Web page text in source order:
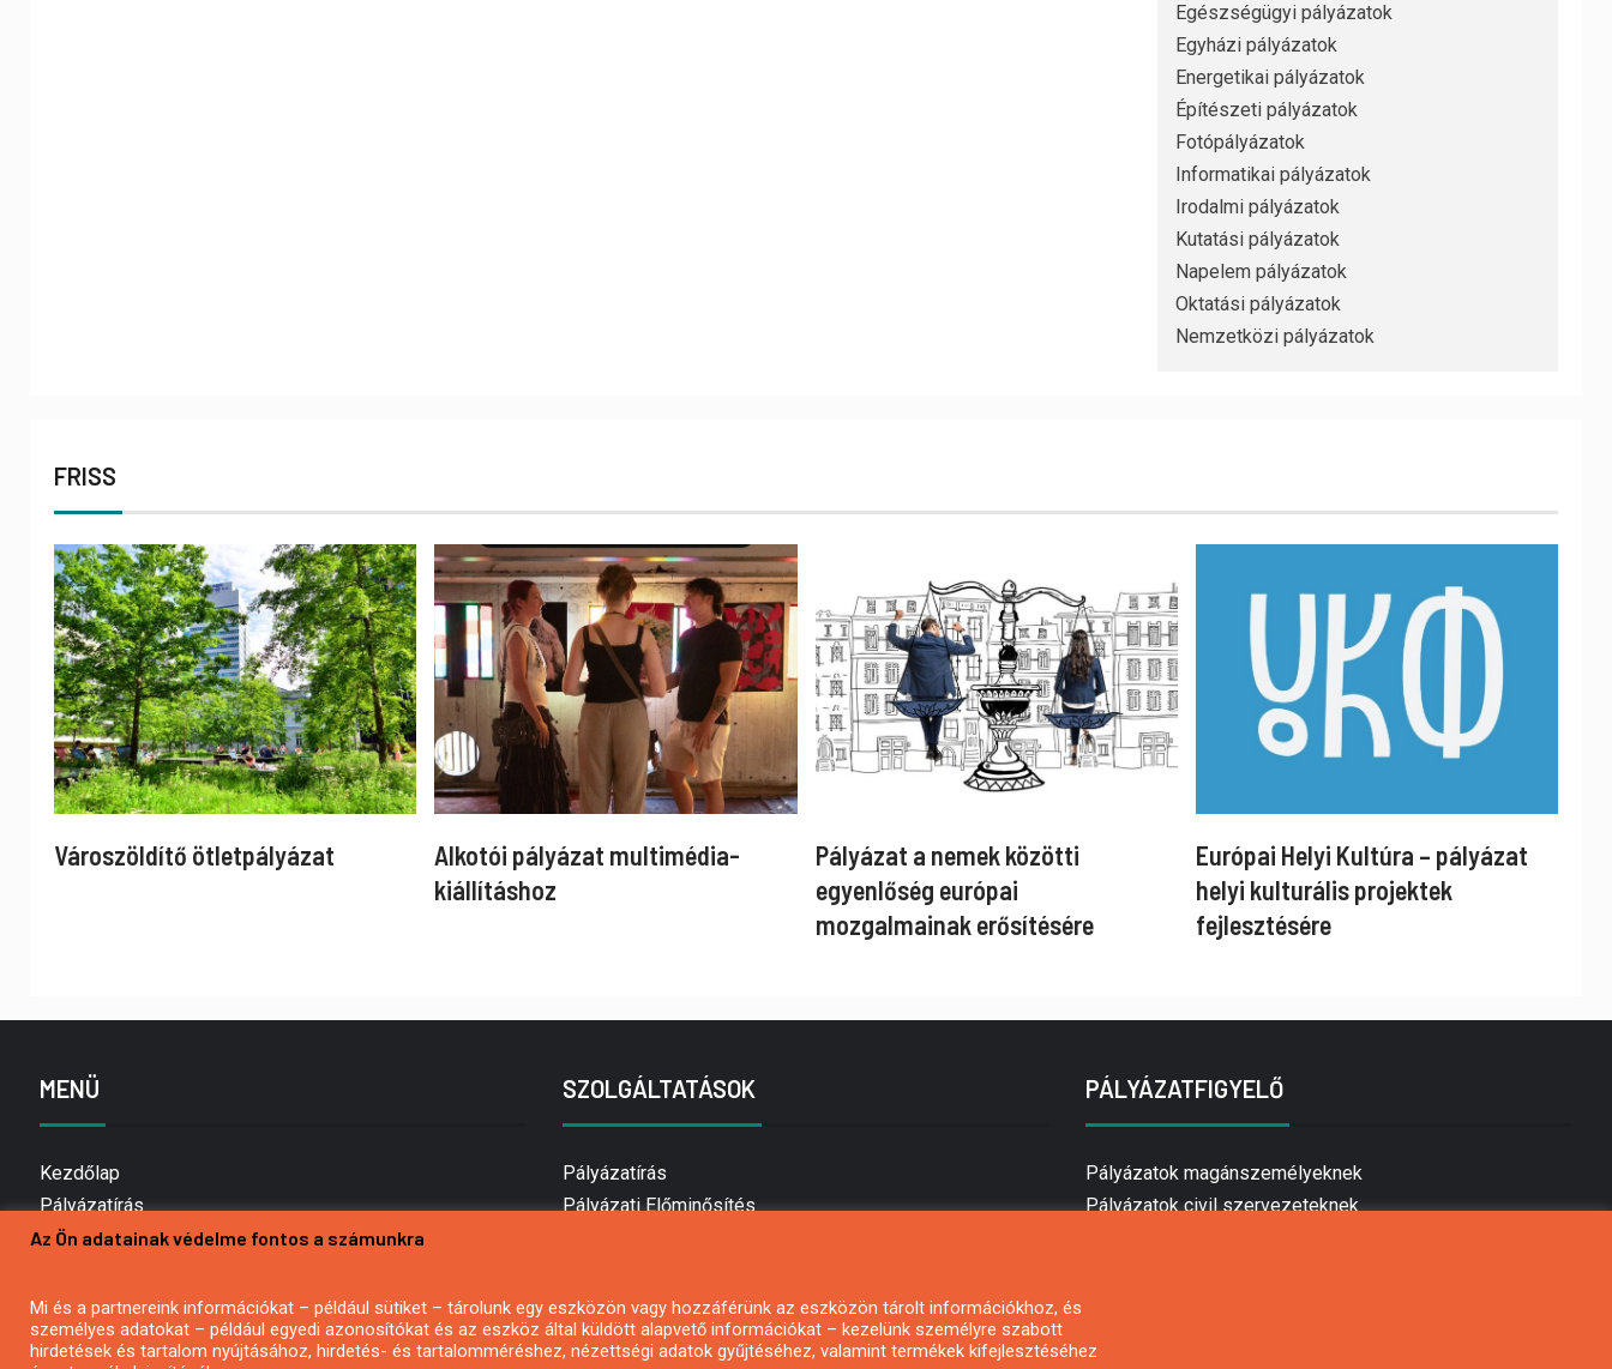
Egészségügyi pályázatok
Egyházi pályázatok
Energetikai pályázatok
Építészeti pályázatok
Fotópályázatok
Informatikai pályázatok
Irodalmi pályázatok
Kutatási pályázatok
Napelem pályázatok
Oktatási pályázatok
Nemzetközi pályázatok
FRISS
Városzöldítő ötletpályázat
Alkotói pályázat multimédia-
kiállításhoz
Pályázat a nemek közötti
egyenlőség európai
mozgalmainak erősítésére
Európai Helyi Kultúra – pályázat
helyi kulturális projektek
fejlesztésére
MENÜ
Kezdőlap
Pályázatírás
Bemutatkozás
Hírlevél feliratkozás
Impresszum
SZOLGÁLTATÁSOK
Pályázatírás
Pályázati Előminősítés
Mezőgazdasági pályázatírás
Pályázatírás magánszemélyeknek
PÁLYÁZATFIGYELŐ
Pályázatok magánszemélyeknek
Pályázatok civil szervezeteknek
Az Ön adatainak védelme fontos a számunkra
Mi és a partnereink információkat – például sütiket – tárolunk egy eszközön vagy hozzáférünk az eszközön tárolt információkhoz, és
személyes adatokat – például egyedi azonosítókat és az eszköz által küldött alapvető információkat – kezelünk személyre szabott
hirdetések és tartalom nyújtásához, hirdetés- és tartalomméréshez, nézettségi adatok gyűjtéséhez, valamint termékek kifejlesztéséhez